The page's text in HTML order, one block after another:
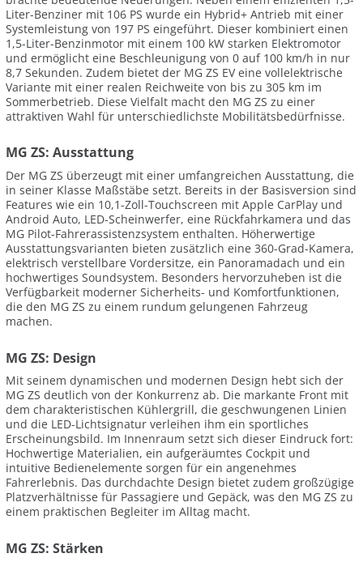
Liter-Benziner mit 106 PS wurde ein Hybrid+ Antrieb mit einer
Systemleistung von 197 PS eingeführt. Dieser kombiniert einen
1,5-Liter-Benzinmotor mit einem 100 kW starken Elektromotor
und ermöglicht eine Beschleunigung von 0 auf 100 km/h in nur
8,7 Sekunden. Zudem bietet der MG ZS EV eine vollelektrische
Variante mit einer realen Reichweite von bis zu 305 km im
Sommerbetrieb. Diese Vielfalt macht den MG ZS zu einer
attraktiven Wahl für unterschiedlichste Mobilitätsbedürfnisse.
MG ZS: Ausstattung
Der MG ZS überzeugt mit einer umfangreichen Ausstattung, die
in seiner Klasse Maßstäbe setzt. Bereits in der Basisversion sind
Features wie ein 10,1-Zoll-Touchscreen mit Apple CarPlay und
Android Auto, LED-Scheinwerfer, eine Rückfahrkamera und das
MG Pilot-Fahrerassistenzsystem enthalten. Höherwertige
Ausstattungsvarianten bieten zusätzlich eine 360-Grad-Kamera,
elektrisch verstellbare Vordersitze, ein Panoramadach und ein
hochwertiges Soundsystem. Besonders hervorzuheben ist die
Verfügbarkeit moderner Sicherheits- und Komfortfunktionen,
die den MG ZS zu einem rundum gelungenen Fahrzeug
machen.
MG ZS: Design
Mit seinem dynamischen und modernen Design hebt sich der
MG ZS deutlich von der Konkurrenz ab. Die markante Front mit
dem charakteristischen Kühlergrill, die geschwungenen Linien
und die LED-Lichtsignatur verleihen ihm ein sportliches
Erscheinungsbild. Im Innenraum setzt sich dieser Eindruck fort:
Hochwertige Materialien, ein aufgeräumtes Cockpit und
intuitive Bedienelemente sorgen für ein angenehmes
Fahrerlebnis. Das durchdachte Design bietet zudem großzügige
Platzverhältnisse für Passagiere und Gepäck, was den MG ZS zu
einem praktischen Begleiter im Alltag macht.
MG ZS: Stärken